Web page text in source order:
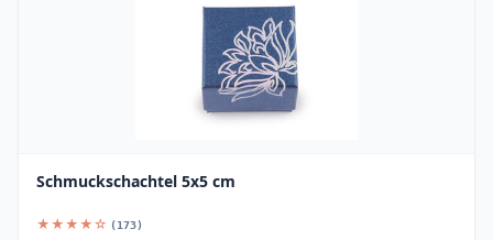
Schmuckschachtel 5x5 cm
★★★★☆ (173)